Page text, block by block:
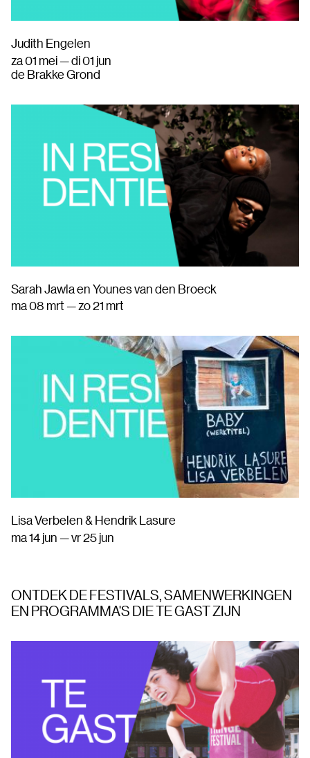
Judith Engelen
za 01 mei — di 01 jun
de Brakke Grond
Sarah Jawla en Younes van den Broeck
ma 08 mrt — zo 21 mrt
Lisa Verbelen & Hendrik Lasure
ma 14 jun — vr 25 jun
ONTDEK DE FESTIVALS, SAMENWERKINGEN
EN PROGRAMMA'S DIE TE GAST ZIJN